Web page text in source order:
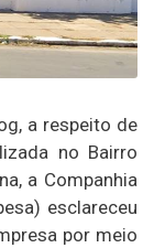
a respeito de
no Bairro
a Companhia
esclareceu
por meio